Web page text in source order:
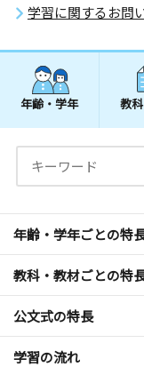
学習に関するお問
年齢・学年 教
年齢・学年ごとの特
教科・教材ごとの特
公文式の特長
学習の流れ